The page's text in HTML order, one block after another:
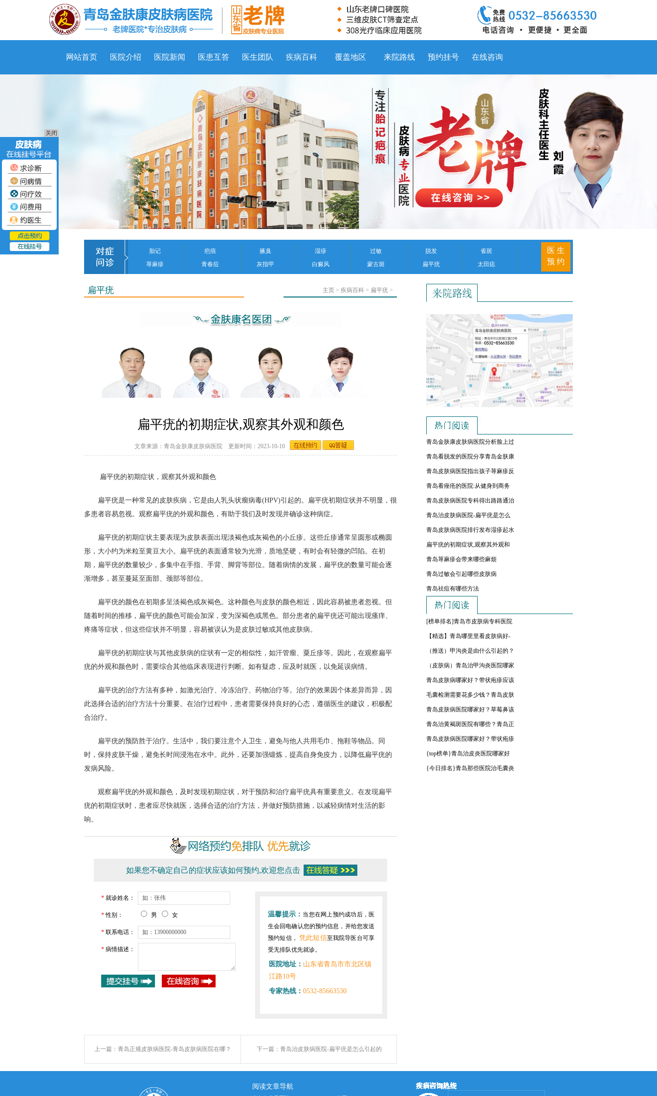
网站首页 医院介绍 医院新闻 医患互答 医生团队 疾病百科 覆盖地区 来院路线 预约挂号 在线咨询
胎记 疤痕 腋臭 湿疹 过敏 脱发
雀斑
荨麻疹
青春痘 灰指甲 白癜风 蒙古斑 扁平疣 太田痣
医 生
预 约
扁平疣 主页 > 疾病百科 > 扁平疣 >
扁平疣的初期症状,观察其外观和颜色
文章来源：青岛金肤康皮肤病医院 更新时间：2023-10-10
扁平疣的初期症状，观察其外观和颜色
扁平疣是一种常见的皮肤疾病，它是由人乳头状瘤病毒(HPV)引起的。扁平疣初期症状并不明显，很
多患者容易忽视。观察扁平疣的外观和颜色，有助于我们及时发现并确诊这种病症。
扁平疣的初期症状主要表现为皮肤表面出现淡褐色或灰褐色的小丘疹。这些丘疹通常呈圆形或椭圆
形，大小约为米粒至黄豆大小。扁平疣的表面通常较为光滑，质地坚硬，有时会有轻微的凹陷。在初
期，扁平疣的数量较少，多集中在手指、手背、脚背等部位。随着病情的发展，扁平疣的数量可能会逐
渐增多，甚至蔓延至面部、颈部等部位。
扁平疣的颜色在初期多呈淡褐色或灰褐色。这种颜色与皮肤的颜色相近，因此容易被患者忽视。但
随着时间的推移，扁平疣的颜色可能会加深，变为深褐色或黑色。部分患者的扁平疣还可能出现瘙痒、
疼痛等症状，但这些症状并不明显，容易被误认为是皮肤过敏或其他皮肤病。
扁平疣的初期症状与其他皮肤病的症状有一定的相似性，如汗管瘤、粟丘疹等。因此，在观察扁平
疣的外观和颜色时，需要综合其他临床表现进行判断。如有疑虑，应及时就医，以免延误病情。
扁平疣的治疗方法有多种，如激光治疗、冷冻治疗、药物治疗等。治疗的效果因个体差异而异，因
此选择合适的治疗方法十分重要。在治疗过程中，患者需要保持良好的心态，遵循医生的建议，积极配
合治疗。
扁平疣的预防胜于治疗。生活中，我们要注意个人卫生，避免与他人共用毛巾、拖鞋等物品。同
时，保持皮肤干燥，避免长时间浸泡在水中。此外，还要加强锻炼，提高自身免疫力，以降低扁平疣的
发病风险。
观察扁平疣的外观和颜色，及时发现初期症状，对于预防和治疗扁平疣具有重要意义。在发现扁平
疣的初期症状时，患者应尽快就医，选择合适的治疗方法，并做好预防措施，以减轻病情对生活的影
响。
如果您不确定自己的症状应该如何预约,欢迎您点击
* 就诊姓名：
*性别： 男 女
* 联系电话：
* 病情描述：
温馨提示： 当您在网上预约成功后，医
生会回电确认您的预约信息，并给您发送
预约短信，凭此短信至我院导医台可享
受无排队优先就诊。
医院地址： 山东省青岛市市北区镇
江路10号
专家热线： 0532-85663530
上一篇： 青岛正规皮肤病医院-青岛皮肤病医院在哪？ 下一篇： 青岛治皮肤病医院-扁平疣是怎么引起的
青岛金肤康皮肤病医院分析脸上过
青岛看脱发的医院分享青岛金肤康
青岛皮肤病医院指出孩子荨麻疹反
青岛看痤疮的医院:从健身到商务
青岛皮肤病医院专科得出路路通治
青岛治皮肤病医院-扁平疣是怎么
青岛皮肤病医院排行发布湿疹起水
扁平疣的初期症状,观察其外观和
青岛荨麻疹会带来哪些麻烦
青岛过敏会引起哪些皮肤病
青岛祛痘有哪些方法
[榜单排名]青岛市皮肤病专科医院
【精选】青岛哪里里看皮肤病好-
（推送）甲沟炎是由什么引起的？
（皮肤病）青岛治甲沟炎医院哪家
青岛皮肤病哪家好？带状疱疹应该
毛囊检测需要花多少钱？青岛皮肤
青岛皮肤病医院哪家好？草莓鼻该
青岛治黄褐斑医院有哪些？青岛正
青岛皮肤病医院哪家好？带状疱疹
{top榜单}青岛治皮炎医院哪家好
{今日排名}青岛那些医院治毛囊炎
阅读文章导航
关闭